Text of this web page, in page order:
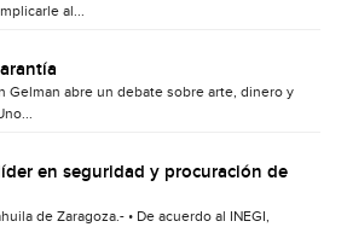
al...
Gelman abre un debate sobre arte, dinero y
en seguridad y procuración de
de Zaragoza.- • De acuerdo al INEGI,